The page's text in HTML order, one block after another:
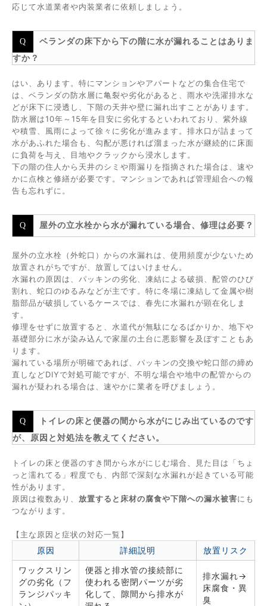
応じて水道業者や内装業者に依頼しましょう。
ベランダの床下から下の階に水が漏れることはありま
すか？
はい、あります。特にマンションやアパートなどの集合住宅で
は、ベランダの防水層に亀裂や劣化があると、雨水や洗濯排水な
どが床下に浸透し、下階の天井や壁に漏れ出すことがあります。
防水層は10年～15年を目安に劣化するといわれており、紫外線
や積雪、風雨によって徐々に劣化が進みます。排水口が詰まって
水があふれた場合も、勾配が悪ければ溜まった水が継続的に床面
に負荷を与え、目地やクラックから浸水します。
下の階の住人から天井のシミや雨漏りを指摘された場合は、速や
かに点検と修繕が必要です。マンションであれば管理組合への報
告も忘れずに。
屋外の立水栓から水が漏れている場合、修理は必要？
屋外の立水栓（外蛇口）からの水漏れは、使用頻度が少ないため
放置されがちですが、放置してはいけません。
水漏れの原因は、パッキンの劣化、凍結による破損、配管のひび
割れ、蛇口のゆるみなどが主です。特に冬場に凍結して金属や樹
脂部品が破損しているケースでは、春先に水漏れが顕在化しま
す。
修理をせずに放置すると、水道代が無駄になるばかりか、地下や
基礎部分に水が染み込んで家屋の土台に悪影響を及ぼすこともあ
ります。
漏れている場所が明確であれば、パッキンの交換や蛇口部の締め
直しなどDIYで対処可能ですが、不明な場合や地中の配管からの
漏れが疑われる場合は、速やかに業者を呼びましょう。
トイレの床と便器の間から水がにじみ出ているのです
が、原因と対処法を教えてください。
トイレの床と便器のすき間から水がにじむ場合、見た目は「ちょ
っと濡れてる」程度でも、内部で深刻な水漏れが起きている可能
性があります。
原因は複数あり、 放置すると床材の腐食や下階への漏水被害にも
つながります。
【主な原因と症状の対応一覧】
原因 詳細説明
放置リスク
ワックスリン
グの劣化（フ
ランジパッキ
便器と排水管の接続部に
使われる密閉パーツが劣
化して、隙間から排水が
排水漏れ→
床腐食・異
臭